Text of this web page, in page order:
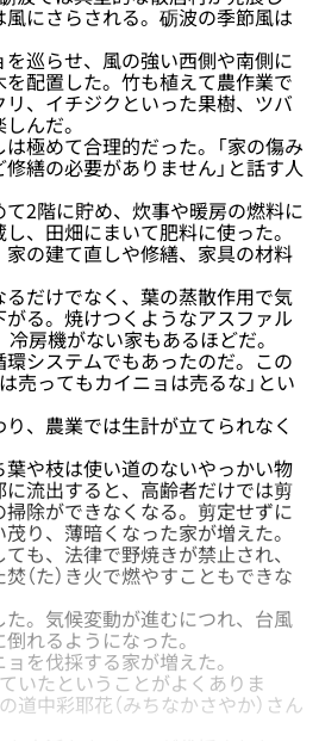
にさらされる。砺波の季節風は
巡らせ、風の強い西側や南側に
配置した。竹も植えて農作業で
、イチジクといった果樹、ツバ
んだ。
極めて合理的だった。「家の傷み
繕の必要がありません」と話す人
2階に貯め、炊事や暖房の燃料に
、田畑にまいて肥料に使った。
の建て直しや修繕、家具の材料
だけでなく、葉の蒸散作用で気
る。焼けつくようなアスファル
房機がない家もあるほどだ。
システムでもあったのだ。この
は売ってもカイニョは売るな」とい
、農業では生計が立てられなく
や枝は使い道のないやっかい物
流出すると、高齢者だけでは剪
掃除ができなくなる。剪定せずに
り、薄暗くなった家が増えた。
も、法律で野焼きが禁止され、
（た）き火で燃やすこともできな
。気候変動が進むにつれ、台風
れるようになった。
を伐採する家が増えた。
ていたということがよくありま
道中彩耶花（みちなかさやか）さん